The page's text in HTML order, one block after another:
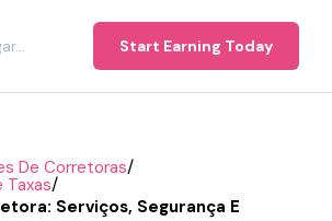
Start Earning Today
De Corretoras/
Taxas/
Serviços, Segurança E